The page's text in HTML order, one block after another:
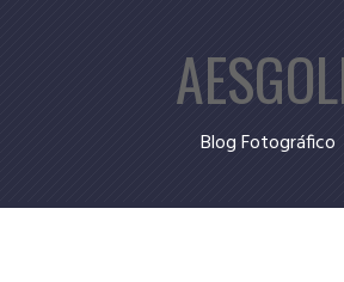
Blog Fotográfico